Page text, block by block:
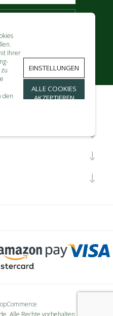
Ihrer
den
EINSTELLUNGEN
ALLE COOKIES
AKZEPTIEREN